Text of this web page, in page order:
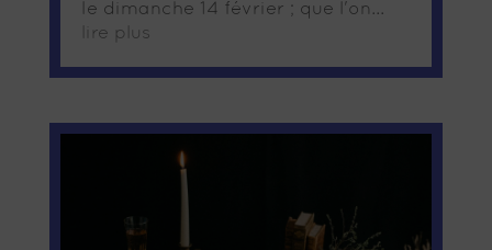
le dimanche 14 février ; que l'on...
lire plus